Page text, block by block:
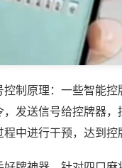
控制原理：一些智能
，发送信号给控牌器
中进行干预，达到控